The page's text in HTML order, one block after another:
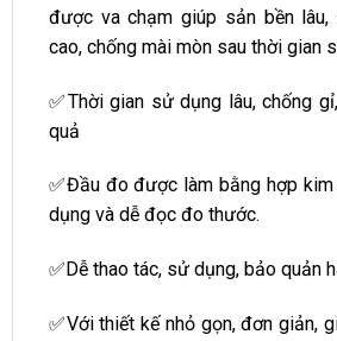
được va chạm giúp sản bền
cao, chống mài mòn sau thời gian
✅Thời gian sử dụng lâu, chống
quả
✅Đầu đo được làm bằng hợp
dụng và dễ đọc đo thước.
✅Dễ thao tác, sử dụng, bảo quản
✅Với thiết kế nhỏ gọn, đơn giản,